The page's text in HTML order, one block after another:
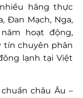
hãng thực
Đan Mạch, Nga,
hoạt động,
tín chuyên phân
lạnh tại Việt
châu Âu –